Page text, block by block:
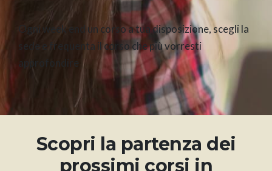
Ogni week end un corso a tua disposizione, scegli la
sede e frequenta il corso che più vorresti
approfondire
Scopri la partenza dei
prossimi corsi in